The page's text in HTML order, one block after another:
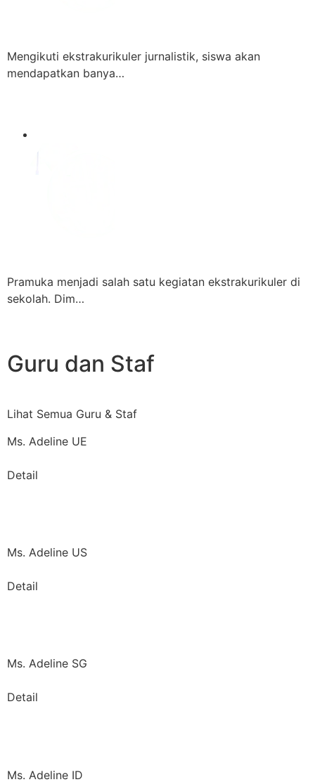
Mengikuti ekstrakurikuler jurnalistik, siswa akan
mendapatkan banya…
Pramuka menjadi salah satu kegiatan ekstrakurikuler di
sekolah. Dim…
Guru dan Staf
Lihat Semua Guru & Staf
Ms. Adeline UE
Detail
Ms. Adeline US
Detail
Ms. Adeline SG
Detail
Ms. Adeline ID